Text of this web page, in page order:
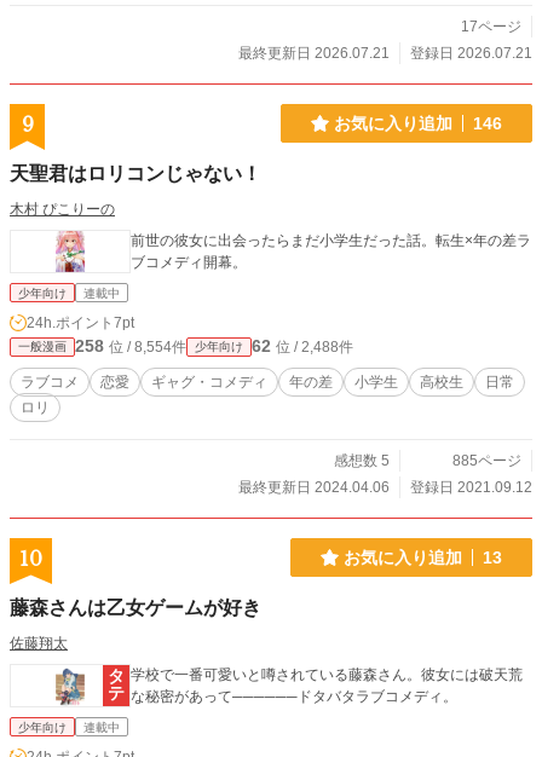
17ページ
最終更新日 2026.07.21
登録日 2026.07.21
9 お気に入り追加 146
天聖君はロリコンじゃない！
木村 ぴこりーの
前世の彼女に出会ったらまだ小学生だった話。転生×年の差ラ
ブコメディ開幕。
少年向け 連載中
24h.ポイント 7pt
一般漫画 258 位 / 8,554件 少年向け 62 位 / 2,488件
ラブコメ 恋愛 ギャグ・コメディ 年の差 小学生 高校生
日常
ロリ
感想数 5
885ページ
最終更新日 2024.04.06
登録日 2021.09.12
10 お気に入り追加 13
藤森さんは乙女ゲームが好き
佐藤翔太
学校で一番可愛いと噂されている藤森さん。彼女には破天荒
な秘密があって──────ドタバタラブコメディ。
少年向け 連載中